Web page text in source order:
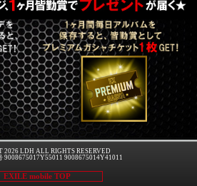
2026 LDH ALL RIGHTS RESERVED
9008675017Y55011 9008675014Y41011
EXILE mobile TOP